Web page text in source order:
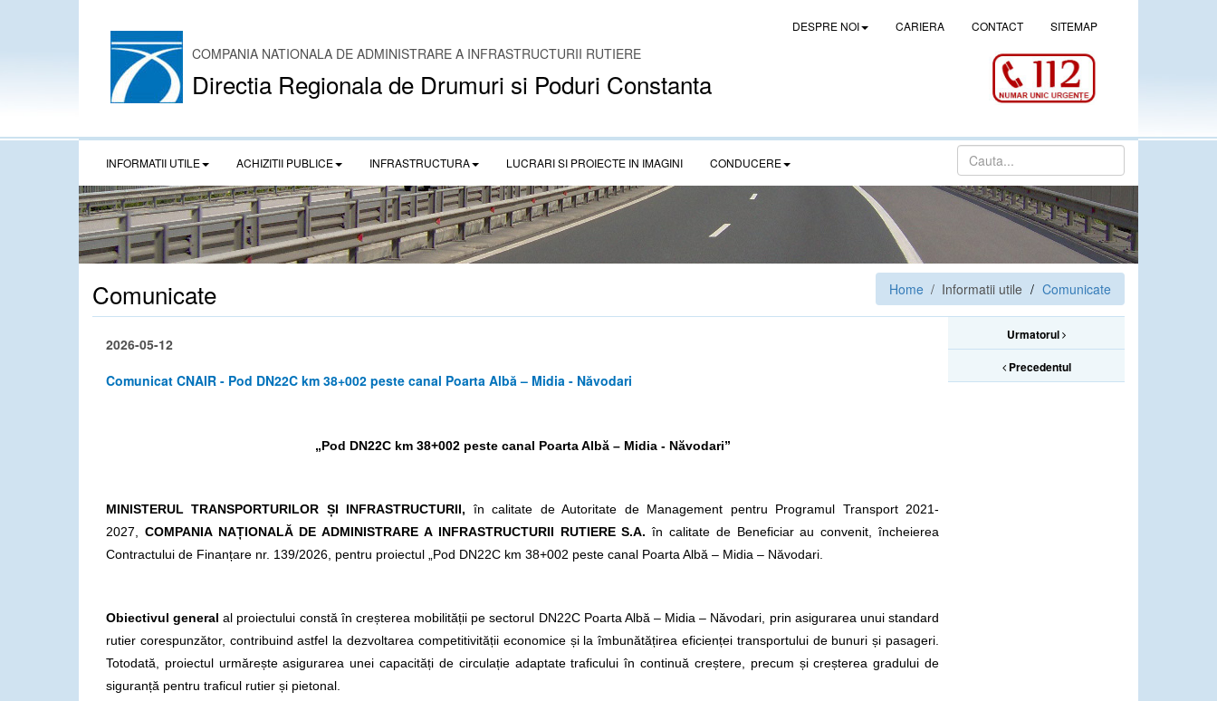
DESPRE NOI CARIERA CONTACT SITEMAP
COMPANIA NATIONALA DE ADMINISTRARE A INFRASTRUCTURII RUTIERE
Directia Regionala de Drumuri si Poduri Constanta
INFORMATII UTILE ACHIZITII PUBLICE INFRASTRUCTURA LUCRARI SI PROIECTE IN IMAGINI CONDUCERE
Comunicate Home / Informatii utile Comunicate
Urmatorul
Precedentul
2026-05-12
Comunicat CNAIR - Pod DN22C km 38+002 peste canal Poarta Albă – Midia - Năvodari
„Pod DN22C km 38+002 peste canal Poarta Albă – Midia - Năvodari”
MINISTERUL TRANSPORTURILOR ȘI INFRASTRUCTURII,în calitate de Autoritate de Management pentru Programul Transport 2021-
2027, COMPANIA NAȚIONALĂ DE ADMINISTRARE A INFRASTRUCTURII RUTIERE S.A.în calitate de Beneficiar au convenit, încheierea
Contractului de Finanțare nr. 139/2026, pentru proiectul „Pod DN22C km 38+002 peste canal Poarta Albă – Midia – Năvodari.
Obiectivul generalal proiectului constă în creșterea mobilității pe sectorul DN22C Poarta Albă – Midia – Năvodari, prin asigurarea unui standard
rutier corespunzător, contribuind astfel la dezvoltarea competitivității economice și la îmbunătățirea eficienței transportului de bunuri și pasageri.
Totodată, proiectul urmărește asigurarea unei capacități de circulație adaptate traficului în continuă creștere, precum și creșterea gradului de
siguranță pentru traficul rutier și pietonal.